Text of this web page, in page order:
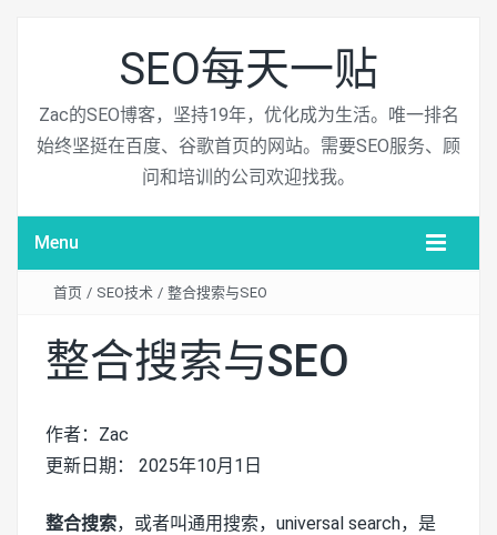
SEO每天一贴
Zac的SEO博客，坚持19年，优化成为生活。唯一排名
始终坚挺在百度、谷歌首页的网站。需要SEO服务、顾
问和培训的公司欢迎找我。
Menu
首页 / SEO技术 / 整合搜索与SEO
整合搜索与SEO
作者：Zac
更新日期： 2025年10月1日
整合搜索，或者叫通用搜索，universal search，是